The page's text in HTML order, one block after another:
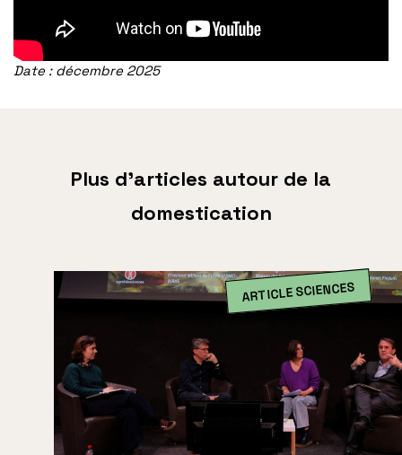
Date : décembre 2025
Plus d’articles autour de la
domestication
ARTICLE SCIENCES